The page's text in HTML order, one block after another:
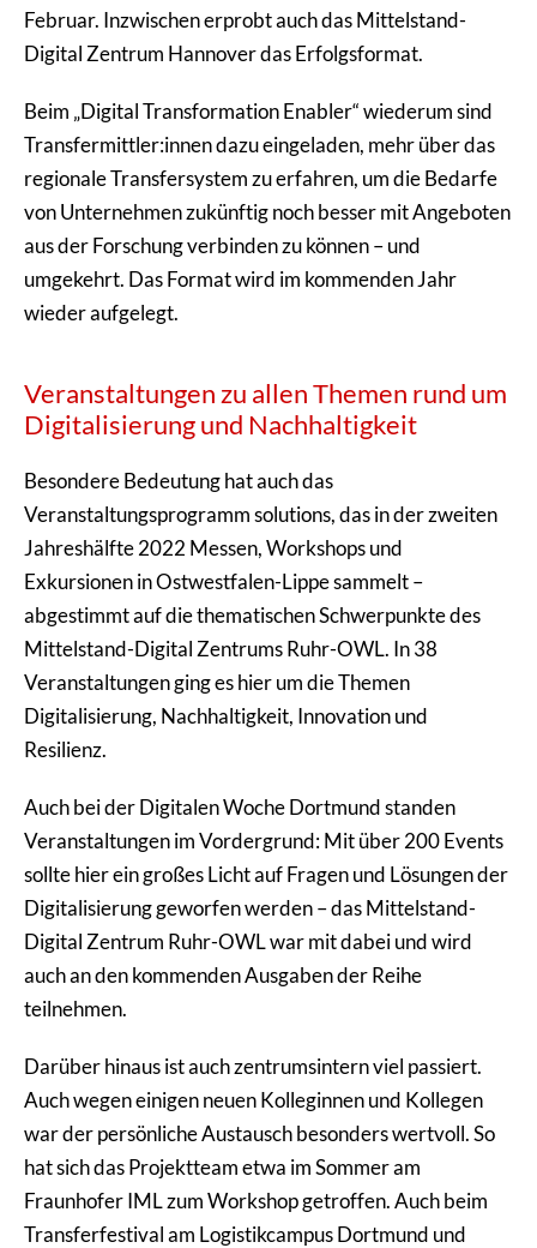
Februar. Inzwischen erprobt auch das Mittelstand-
Digital Zentrum Hannover das Erfolgsformat.
Beim „Digital Transformation Enabler“ wiederum sind
Transfermittler:innen dazu eingeladen, mehr über das
regionale Transfersystem zu erfahren, um die Bedarfe
von Unternehmen zukünftig noch besser mit Angeboten
aus der Forschung verbinden zu können – und
umgekehrt. Das Format wird im kommenden Jahr
wieder aufgelegt.
Veranstaltungen zu allen Themen rund um
Digitalisierung und Nachhaltigkeit
Besondere Bedeutung hat auch das
Veranstaltungsprogramm solutions, das in der zweiten
Jahreshälfte 2022 Messen, Workshops und
Exkursionen in Ostwestfalen-Lippe sammelt –
abgestimmt auf die thematischen Schwerpunkte des
Mittelstand-Digital Zentrums Ruhr-OWL. In 38
Veranstaltungen ging es hier um die Themen
Digitalisierung, Nachhaltigkeit, Innovation und
Resilienz.
Auch bei der Digitalen Woche Dortmund standen
Veranstaltungen im Vordergrund: Mit über 200 Events
sollte hier ein großes Licht auf Fragen und Lösungen der
Digitalisierung geworfen werden – das Mittelstand-
Digital Zentrum Ruhr-OWL war mit dabei und wird
auch an den kommenden Ausgaben der Reihe
teilnehmen.
Darüber hinaus ist auch zentrumsintern viel passiert.
Auch wegen einigen neuen Kolleginnen und Kollegen
war der persönliche Austausch besonders wertvoll. So
hat sich das Projektteam etwa im Sommer am
Fraunhofer IML zum Workshop getroffen. Auch beim
Transferfestival am Logistikcampus Dortmund und